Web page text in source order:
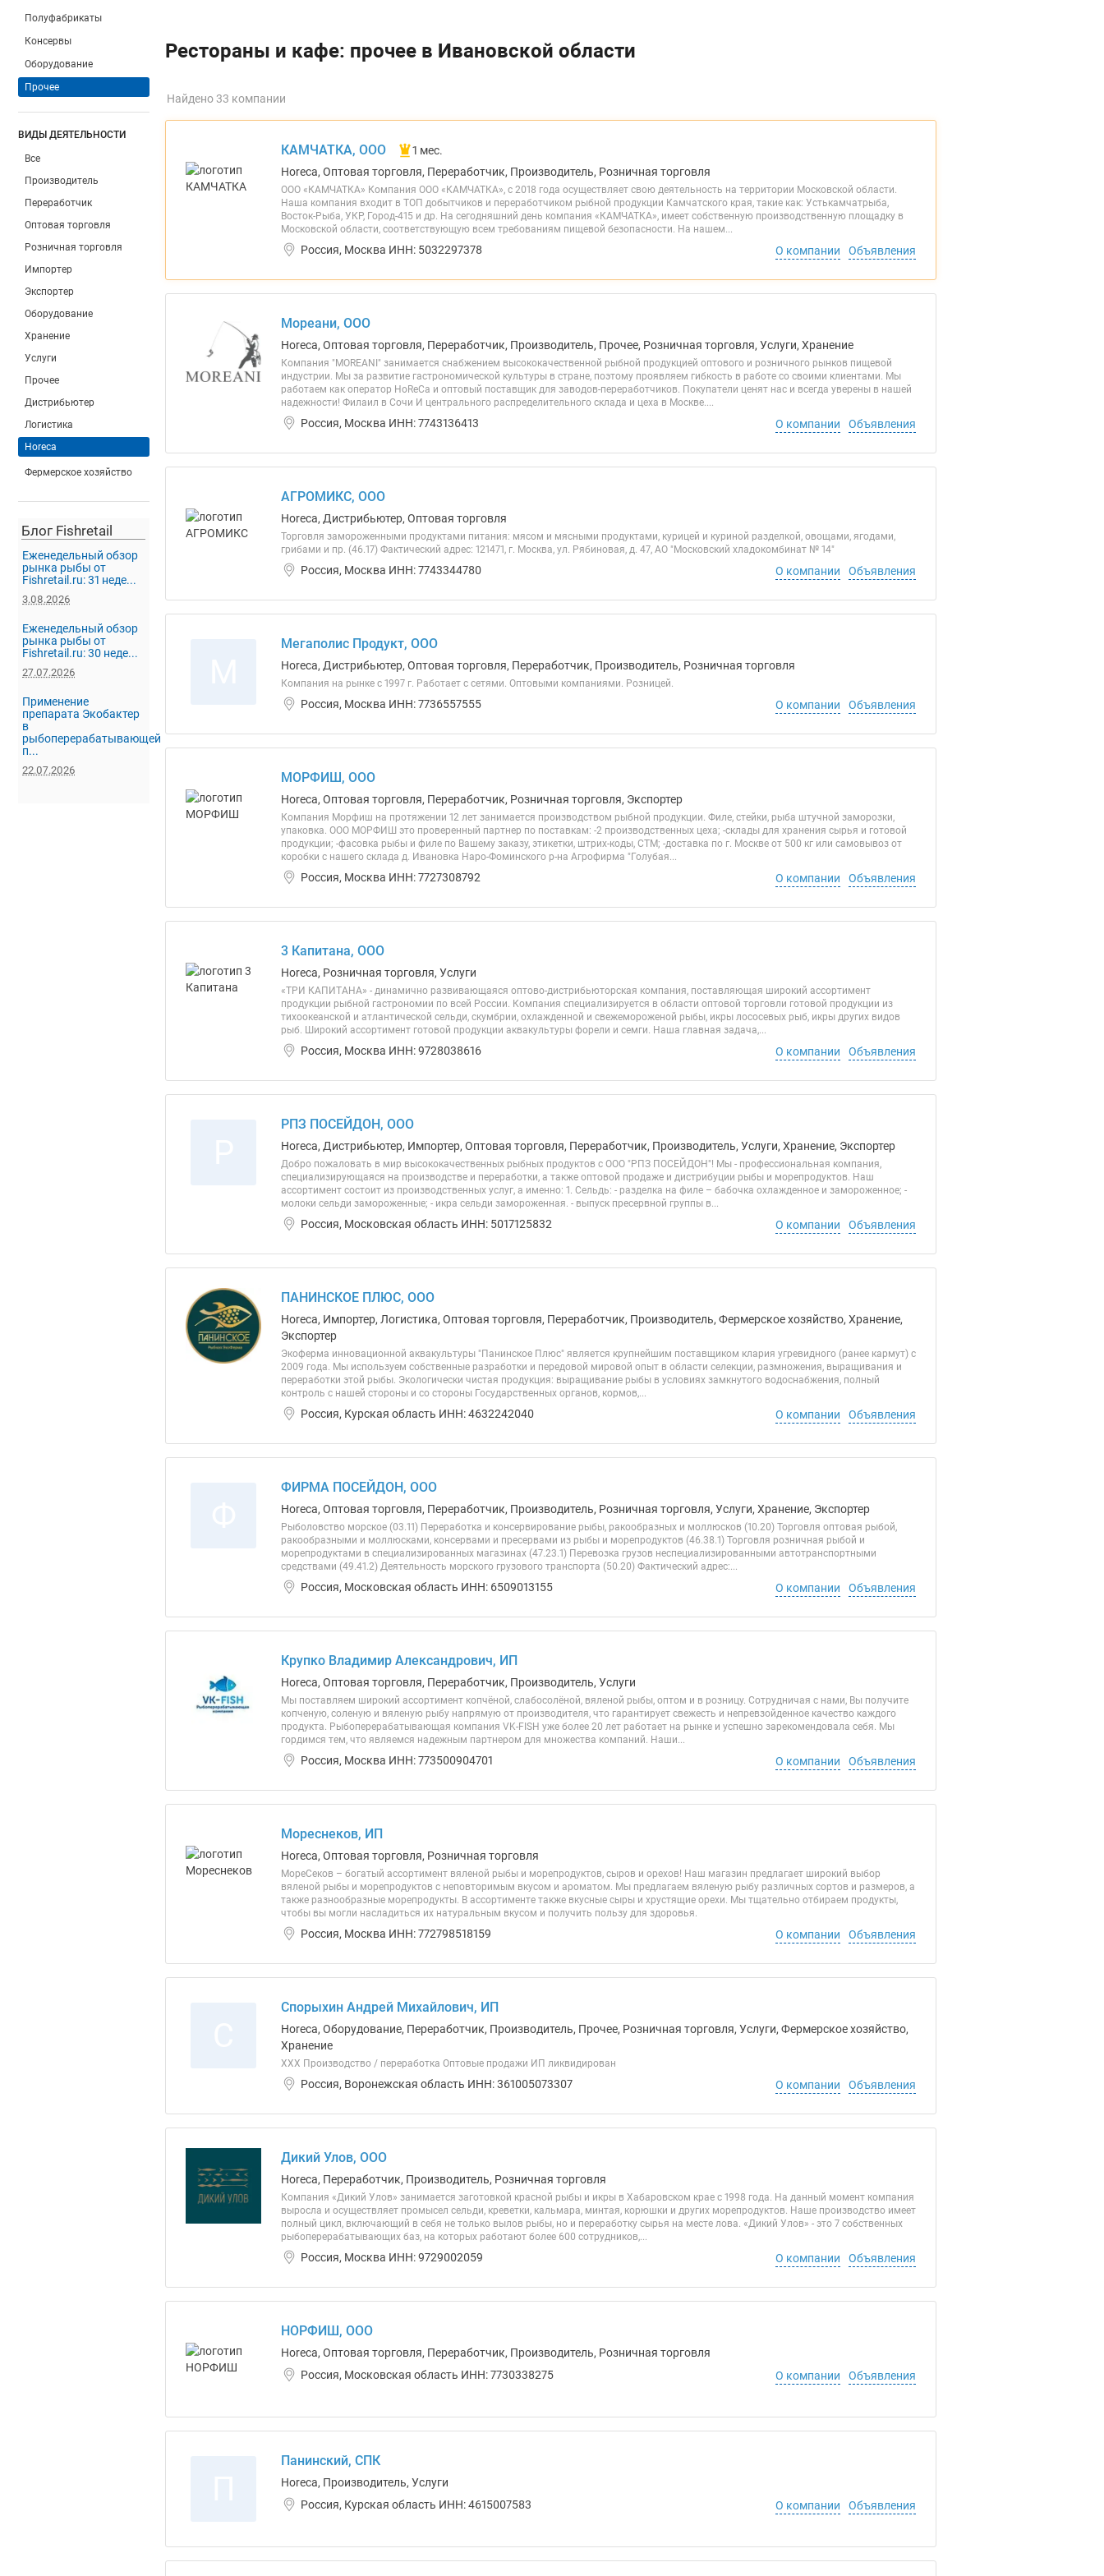
Полуфабрикаты
Консервы
Оборудование
Прочее
ВИДЫ ДЕЯТЕЛЬНОСТИ
Все
Производитель
Переработчик
Оптовая торговля
Розничная торговля
Импортер
Экспортер
Оборудование
Хранение
Услуги
Прочее
Дистрибьютер
Логистика
Horeca
Фермерское хозяйство
Блог Fishretail
Еженедельный обзор
рынка рыбы от
Fishretail.ru: 31 неде...
3.08.2026
Еженедельный обзор
рынка рыбы от
Fishretail.ru: 30 неде...
27.07.2026
Применение
препарата Экобактер
в
рыбоперерабатывающей
п...
22.07.2026
Рестораны и кафе: прочее в Ивановской области
Найдено 33 компании
КАМЧАТКА, ООО
1 мес.
Horeca, Оптовая торговля, Переработчик, Производитель, Розничная торговля
ООО «КАМЧАТКА» Компания ООО «КАМЧАТКА», с 2018 года осуществляет свою деятельность на территории Московской области.
Наша компания входит в ТОП добытчиков и переработчиком рыбной продукции Камчатского края, такие как: Устькамчатрыба,
Восток-Рыба, УКР, Город-415 и др. На сегодняшний день компания «КАМЧАТКА», имеет собственную производственную площадку в
Московской области, соответствующую всем требованиям пищевой безопасности. На нашем...
Россия, Москва ИНН: 5032297378 О компании Объявления
Мореани, ООО
Horeca, Оптовая торговля, Переработчик, Производитель, Прочее, Розничная торговля, Услуги, Хранение
Компания "MOREANI" занимается снабжением высококачественной рыбной продукцией оптового и розничного рынков пищевой
индустрии. Мы за развитие гастрономической культуры в стране, поэтому проявляем гибкость в работе со своими клиентами. Мы
работаем как оператор HoReCa и оптовый поставщик для заводов-переработчиков. Покупатели ценят нас и всегда уверены в нашей
надежности! Филаил в Сочи И центрального распределительного склада и цеха в Москве....
Россия, Москва ИНН: 7743136413 О компании Объявления
АГРОМИКС, ООО
Horeca, Дистрибьютер, Оптовая торговля
Торговля замороженными продуктами питания: мясом и мясными продуктами, курицей и куриной разделкой, овощами, ягодами,
грибами и пр. (46.17) Фактический адрес: 121471, г. Москва, ул. Рябиновая, д. 47, АО "Московский хладокомбинат № 14"
Россия, Москва ИНН: 7743344780 О компании Объявления
Мегаполис Продукт, ООО
Horeca, Дистрибьютер, Оптовая торговля, Переработчик, Производитель, Розничная торговля
Компания на рынке с 1997 г. Работает с сетями. Оптовыми компаниями. Розницей.
Россия, Москва ИНН: 7736557555 О компании Объявления
МОРФИШ, ООО
Horeca, Оптовая торговля, Переработчик, Розничная торговля, Экспортер
Компания Морфиш на протяжении 12 лет занимается производством рыбной продукции. Филе, стейки, рыба штучной заморозки,
упаковка. ООО МОРФИШ это проверенный партнер по поставкам: -2 производственных цеха; -склады для хранения сырья и готовой
продукции; -фасовка рыбы и филе по Вашему заказу, этикетки, штрих-коды, СТМ; -доставка по г. Москве от 500 кг или самовывоз от
коробки с нашего склада д. Ивановка Наро-Фоминского р-на Агрофирма "Голубая...
Россия, Москва ИНН: 7727308792 О компании Объявления
3 Капитана, ООО
Horeca, Розничная торговля, Услуги
«ТРИ КАПИТАНА» - динамично развивающаяся оптово-дистрибьюторская компания, поставляющая широкий ассортимент
продукции рыбной гастрономии по всей России. Компания специализируется в области оптовой торговли готовой продукции из
тихоокеанской и атлантической сельди, скумбрии, охлажденной и свежемороженой рыбы, икры лососевых рыб, икры других видов
рыб. Широкий ассортимент готовой продукции аквакультуры форели и семги. Наша главная задача,...
Россия, Москва ИНН: 9728038616 О компании Объявления
РПЗ ПОСЕЙДОН, ООО
Horeca, Дистрибьютер, Импортер, Оптовая торговля, Переработчик, Производитель, Услуги, Хранение, Экспортер
Добро пожаловать в мир высококачественных рыбных продуктов с ООО "РПЗ ПОСЕЙДОН"! Мы - профессиональная компания,
специализирующаяся на производстве и переработки, а также оптовой продаже и дистрибуции рыбы и морепродуктов. Наш
ассортимент состоит из производственных услуг, а именно: 1. Сельдь: - разделка на филе – бабочка охлажденное и замороженное; -
молоки сельди замороженные; - икра сельди замороженная. - выпуск пресервной группы в...
Россия, Московская область ИНН: 5017125832 О компании Объявления
ПАНИНСКОЕ ПЛЮС, ООО
Horeca, Импортер, Логистика, Оптовая торговля, Переработчик, Производитель, Фермерское хозяйство, Хранение,
Экспортер
Экоферма инновационной аквакультуры "Панинское Плюс" является крупнейшим поставщиком клария угревидного (ранее кармут) с
2009 года. Мы используем собственные разработки и передовой мировой опыт в области селекции, размножения, выращивания и
переработки этой рыбы. Экологически чистая продукция: выращивание рыбы в условиях замкнутого водоснабжения, полный
контроль с нашей стороны и со стороны Государственных органов, кормов,...
Россия, Курская область ИНН: 4632242040 О компании Объявления
ФИРМА ПОСЕЙДОН, ООО
Horeca, Оптовая торговля, Переработчик, Производитель, Розничная торговля, Услуги, Хранение, Экспортер
Рыболовство морское (03.11) Переработка и консервирование рыбы, ракообразных и моллюсков (10.20) Торговля оптовая рыбой,
ракообразными и моллюсками, консервами и пресервами из рыбы и морепродуктов (46.38.1) Торговля розничная рыбой и
морепродуктами в специализированных магазинах (47.23.1) Перевозка грузов неспециализированными автотранспортными
средствами (49.41.2) Деятельность морского грузового транспорта (50.20) Фактический адрес:...
Россия, Московская область ИНН: 6509013155 О компании Объявления
Крупко Владимир Александрович, ИП
Horeca, Оптовая торговля, Переработчик, Производитель, Услуги
Мы поставляем широкий ассортимент копчёной, слабосолёной, вяленой рыбы, оптом и в розницу. Сотрудничая с нами, Вы получите
копченую, соленую и вяленую рыбу напрямую от производителя, что гарантирует свежесть и непревзойденное качество каждого
продукта. Рыбоперерабатывающая компания VK-FISH уже более 20 лет работает на рынке и успешно зарекомендовала себя. Мы
гордимся тем, что являемся надежным партнером для множества компаний. Наши...
Россия, Москва ИНН: 773500904701 О компании Объявления
Мореснеков, ИП
Horeca, Оптовая торговля, Розничная торговля
МореСеков – богатый ассортимент вяленой рыбы и морепродуктов, сыров и орехов! Наш магазин предлагает широкий выбор
вяленой рыбы и морепродуктов с неповторимым вкусом и ароматом. Мы предлагаем вяленую рыбу различных сортов и размеров, а
также разнообразные морепродукты. В ассортименте также вкусные сыры и хрустящие орехи. Мы тщательно отбираем продукты,
чтобы вы могли насладиться их натуральным вкусом и получить пользу для здоровья.
Россия, Москва ИНН: 772798518159 О компании Объявления
Спорыхин Андрей Михайлович, ИП
Horeca, Оборудование, Переработчик, Производитель, Прочее, Розничная торговля, Услуги, Фермерское хозяйство,
Хранение
ХХХ Производство / переработка Оптовые продажи ИП ликвидирован
Россия, Воронежская область ИНН: 361005073307 О компании Объявления
Дикий Улов, ООО
Horeca, Переработчик, Производитель, Розничная торговля
Компания «Дикий Улов» занимается заготовкой красной рыбы и икры в Хабаровском крае с 1998 года. На данный момент компания
выросла и осуществляет промысел сельди, креветки, кальмара, минтая, корюшки и других морепродуктов. Наше производство имеет
полный цикл, включающий в себя не только вылов рыбы, но и переработку сырья на месте лова. «Дикий Улов» - это 7 собственных
рыбоперерабатывающих баз, на которых работают более 600 сотрудников,...
Россия, Москва ИНН: 9729002059 О компании Объявления
НОРФИШ, ООО
Horeca, Оптовая торговля, Переработчик, Производитель, Розничная торговля
Россия, Московская область ИНН: 7730338275
О компании Объявления
Панинский, СПК
Horeca, Производитель, Услуги
Россия, Курская область ИНН: 4615007583
О компании Объявления